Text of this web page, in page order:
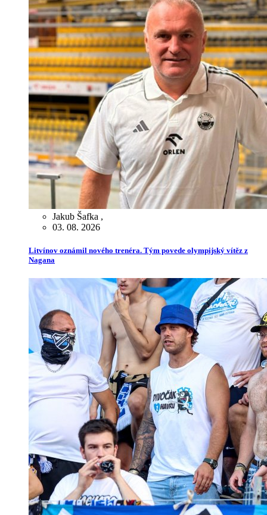
Jakub Šafka ,
03. 08. 2026
Litvínov oznámil nového trenéra. Tým povede olympijský vítěz z
Nagana